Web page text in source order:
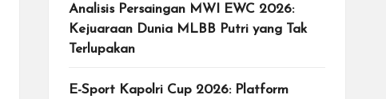
Analisis Persaingan MWI EWC 2026:
Kejuaraan Dunia MLBB Putri yang Tak
Terlupakan
E-Sport Kapolri Cup 2026: Platform